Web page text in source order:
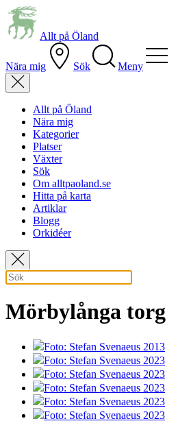
Allt på Öland
Nära mig Sök Meny
Allt på Öland
Nära mig
Kategorier
Platser
Växter
Sök
Om alltpaoland.se
Hitta på karta
Artiklar
Blogg
Orkidéer
Mörbylånga torg
Foto: Stefan Svenaeus 2013
Foto: Stefan Svenaeus 2023
Foto: Stefan Svenaeus 2023
Foto: Stefan Svenaeus 2023
Foto: Stefan Svenaeus 2023
Foto: Stefan Svenaeus 2023